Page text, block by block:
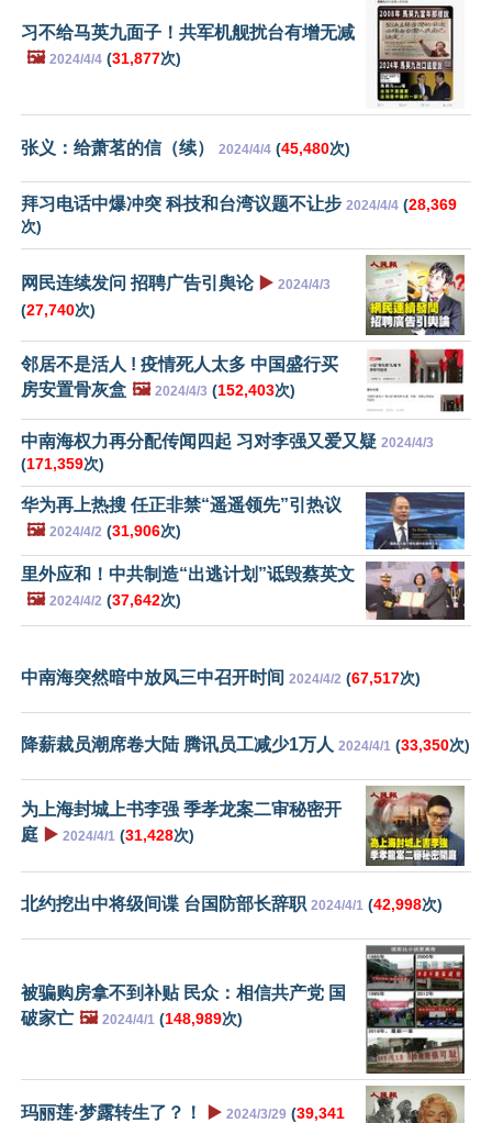
习不给马英九面子！共军机舰扰台有增无减
🖼️ 2024/4/4 (31,877次)
张义：给萧茗的信（续） 2024/4/4 (45,480次)
拜习电话中爆冲突 科技和台湾议题不让步 2024/4/4 (28,369
次)
网民连续发问 招聘广告引舆论 ▶️ 2024/4/3
(27,740次)
邻居不是活人 ! 疫情死人太多 中国盛行买
房安置骨灰盒 🖼️ 2024/4/3 (152,403次)
中南海权力再分配传闻四起 习对李强又爱又疑 2024/4/3
(171,359次)
华为再上热搜 任正非禁“遥遥领先”引热议
🖼️ 2024/4/2 (31,906次)
里外应和！中共制造“出逃计划”诋毁蔡英文
🖼️ 2024/4/2 (37,642次)
中南海突然暗中放风三中召开时间 2024/4/2 (67,517次)
降薪裁员潮席卷大陆 腾讯员工减少1万人 2024/4/1 (33,350次)
为上海封城上书李强 季孝龙案二审秘密开
庭 ▶️ 2024/4/1 (31,428次)
北约挖出中将级间谍 台国防部长辞职 2024/4/1 (42,998次)
被骗购房拿不到补贴 民众：相信共产党 国
破家亡 🖼️ 2024/4/1 (148,989次)
玛丽莲·梦露转生了？！ ▶️ 2024/3/29 (39,341